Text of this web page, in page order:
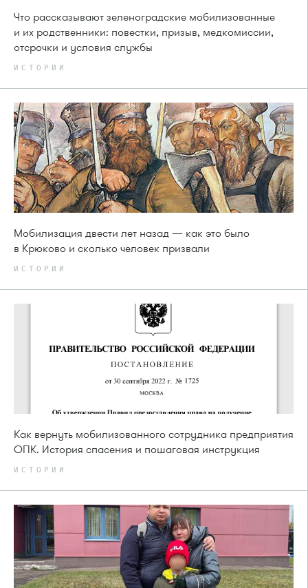
Что рассказывают зеленоградские мобилизованные
и их родственники: повестки, призыв, медкомиссии,
отсрочки и условия службы
ИСТОРИИ
Мобилизация двести лет назад — как это было
в Крюково и сколько человек призвали
ИСТОРИИ
Как вернуть мобилизованного сотрудника предприятия
ОПК. История спасения и пошаговая инструкция
ИСТОРИИ